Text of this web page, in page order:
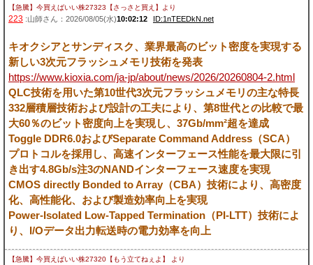
【急騰】今買えばいい株27323【さっさと買え】 より
223 :山師さん：2026/08/05(水)10:02:12 ID:1nTEEDkN.net
キオクシアとサンディスク、業界最高のビット密度を実現する
新しい3次元フラッシュメモリ技術を発表
https://www.kioxia.com/ja-jp/about/news/2026/20260804-2.html
QLC技術を用いた第10世代3次元フラッシュメモリの主な特長
332層積層技術および設計の工夫により、第8世代との比較で最
大60％のビット密度向上を実現し、37Gb/mm²超を達成
Toggle DDR6.0およびSeparate Command Address（SCA）
プロトコルを採用し、高速インターフェース性能を最大限に引
き出す4.8Gb/s注3のNANDインターフェース速度を実現
CMOS directly Bonded to Array（CBA）技術により、高密度
化、高性能化、および製造効率向上を実現
Power-Isolated Low-Tapped Termination（PI-LTT）技術によ
り、I/Oデータ出力転送時の電力効率を向上
【急騰】今買えばいい株27320【もう立てねぇよ】 より